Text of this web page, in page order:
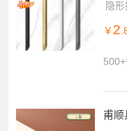
隐
￥ 2
甫顺